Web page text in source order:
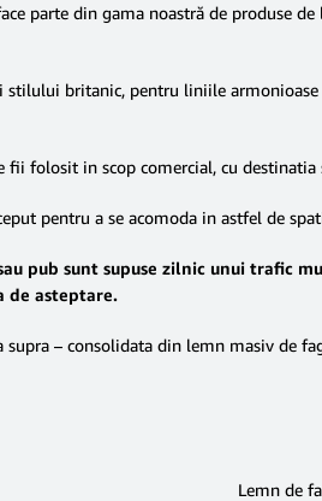
parte din gama noastră de produse
stilului britanic, pentru liniile
folosit in scop comercial, cu
pentru a se acomoda in astfel de
pub sunt supuse zilnic unui trafic
de asteptare.
supra – consolidata din lemn masiv
Lemn de